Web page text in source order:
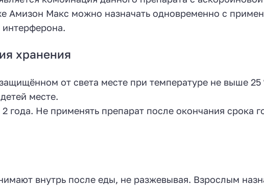
Амизон Макс можно назначать одновременно с
хранения
от света месте при температуре не выше 25
месте.
Не применять препарат после окончания срока
внутрь после еды, не разжевывая. Взрослым